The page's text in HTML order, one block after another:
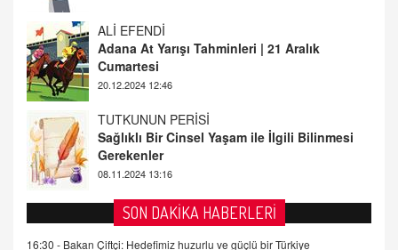
TUTKUNUN PERİSİ
Sağlıklı Bir Cinsel Yaşam ile İlgili Bilinmesi
Gerekenler
08.11.2024 13:16
FARUK ÖNALAN
Tezkere Onaylanmasaydı…
2 Kasım 2021 Salı 00:11
AV. DOĞAN CAN DOĞAN
Kişisel verilerin korunması ve dijital hukukun
gelişimi
SON DAKİKA HABERLERİ
16:30 - Bakan Çiftçi: Hedefimiz huzurlu ve güçlü bir Türkiye